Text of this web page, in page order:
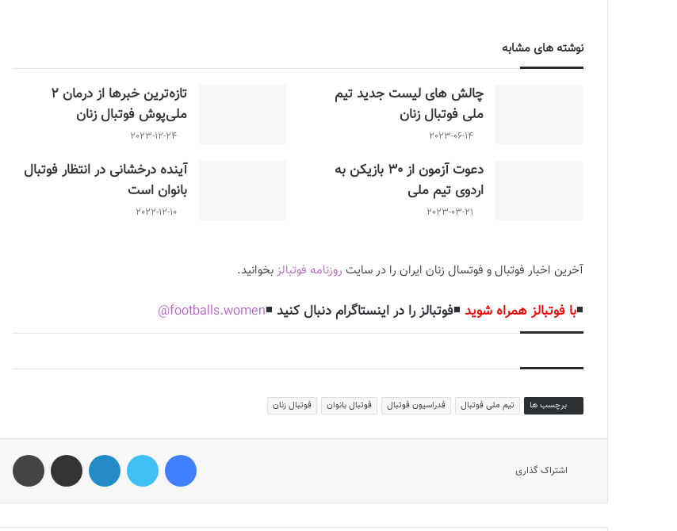
نوشته های مشابه
چالش هاى ليست جدید تيم
ملى فوتبال زنان
2023-06-14
تازه‌ترین خبرها از درمان ۲
ملی‌پوش فوتبال زنان
2023-12-24
دعوت آزمون از 30 بازیکن به
اردوی تیم ملی
2023-03-21
آینده درخشانی در انتظار فوتبال
بانوان است
2022-12-10
آخرین اخبار فوتبال و فوتسال زنان ایران را در سایت روزنامه فوتبالزبخوانید.
◾️با فوتبالز همراه شوید ◾️فوتبالز را در اینستاگرام دنبال کنید ◾️
footballs.women@
برچسب ها تیم ملی فوتبال فدراسیون فوتبال فوتبال بانوان فوتبال زنان
اشتراک گذاری